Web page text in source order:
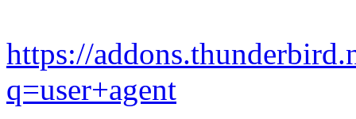
https://
q=user+agent